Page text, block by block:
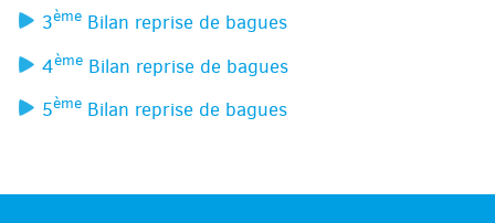
3ème Bilan reprise de bagues
4ème Bilan reprise de bagues
5ème Bilan reprise de bagues